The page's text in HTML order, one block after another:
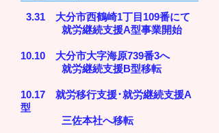
3.31 大分市西鶴崎1丁目109番にて
就労継続支援A型事業開始
10.10 大分市大字海原739番3へ
就労継続支援B型移転
10.17 就労移行支援･就労継続支援A
型
三佐本社へ移転